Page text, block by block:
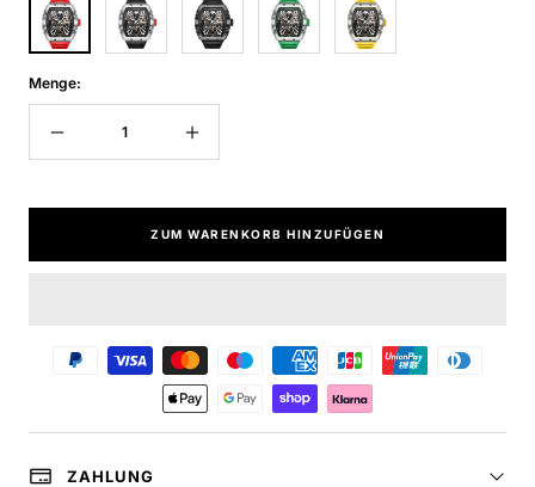
Menge:
verringern
Menge
erhöhen
ZUM WARENKORB HINZUFÜGEN
ZAHLUNG